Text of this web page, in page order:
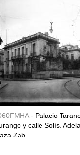
- Palacio
y calle Solís.
Zab...